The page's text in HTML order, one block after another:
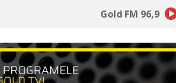
Gold FM 96,9